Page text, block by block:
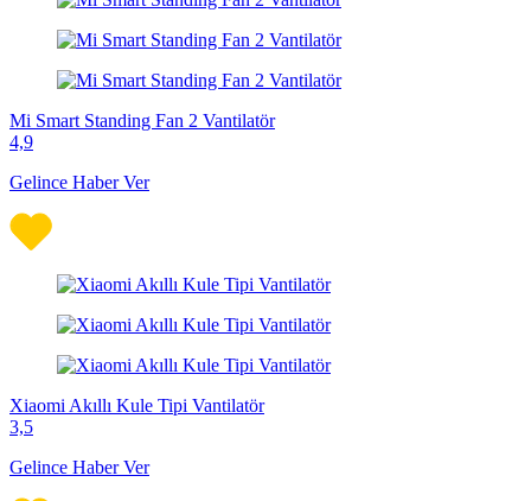
Mi Smart Standing Fan 2 Vantilatör
4,9
Gelince Haber Ver
Xiaomi Akıllı Kule Tipi Vantilatör
3,5
Gelince Haber Ver